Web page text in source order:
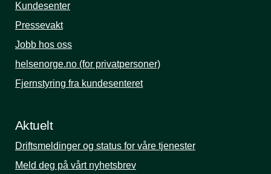
Kundesenter
Pressevakt
Jobb hos oss
helsenorge.no (for privatpersoner)
Fjernstyring fra kundesenteret
Aktuelt
Driftsmeldinger og status for våre tjenester
Meld deg på vårt nyhetsbrev